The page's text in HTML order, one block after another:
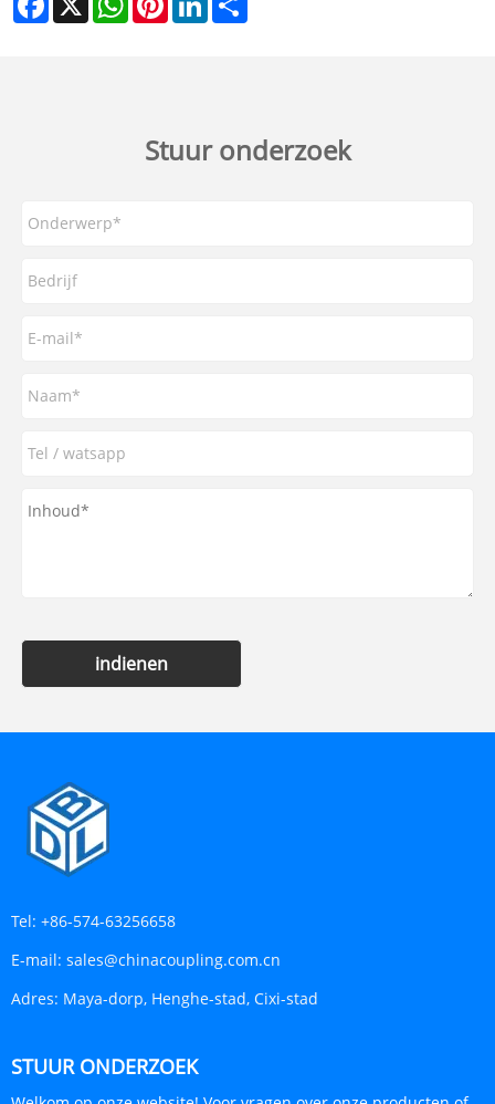
Stuur onderzoek
indienen
Tel: +86-574-63256658
E-mail: sales@chinacoupling.com.cn
Adres: Maya-dorp, Henghe-stad, Cixi-stad
STUUR ONDERZOEK